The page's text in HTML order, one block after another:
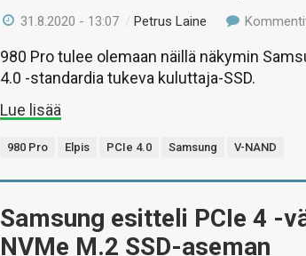
31.8.2020 - 13:07 /Petrus Laine
980 Pro tulee olemaan näillä näkymin
4.0 -standardia tukeva kuluttaja-SSD.
Lue lisää
980 Pro Elpis PCIe 4.0 Samsung V-NAND
Samsung esitteli PCIe 4 -
NVMe M.2 SSD-aseman